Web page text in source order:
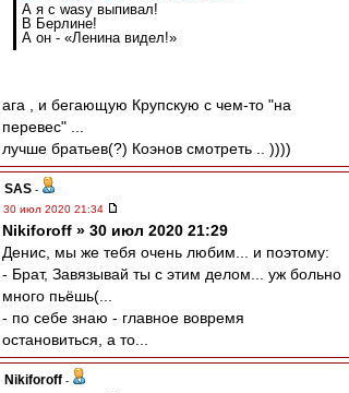
А я с wasy выпивал!
В Берлине!
А он - «Ленина видел!»
ага , и бегающую Крупскую с чем-то "на
перевес" ...
лучше братьев(?) Коэнов смотреть .. ))))
SAS -
30 июл 2020 21:34
Nikiforoff » 30 июл 2020 21:29
Денис, мы же тебя очень любим... и поэтому:
- Брат, Завязывай ты с этим делом... уж больно
много пьёшь(...
- по себе знаю - главное вовремя
остановиться, а то...
Nikiforoff -